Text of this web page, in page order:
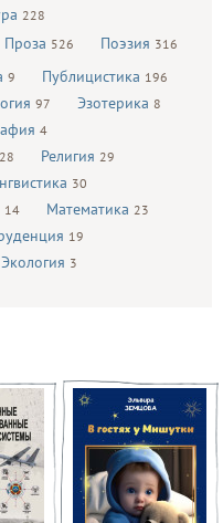
228
Проза 526 Поэзия 316
9 Публицистика 196
97 Эзотерика 8
4
28 Религия 29
30
14 Математика 23
19
Экология 3